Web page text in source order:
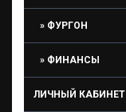
ФУРГОН
ФИНАНСЫ
ЛИЧНЫЙ КАБИНЕТ